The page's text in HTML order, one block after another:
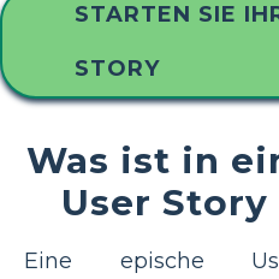
STARTEN SIE
STORY
Was ist in
User
Eine epische